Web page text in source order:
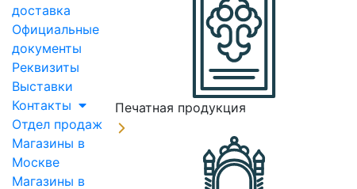
доставка
Официальные
документы
Реквизиты
Выставки
Контакты
Отдел продаж
Магазины в
Москве
Магазины в
Печатная продукция